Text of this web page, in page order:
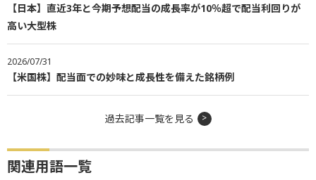
【日本】直近3年と今期予想配当の成長率が10％超で配当利回りが
高い大型株
2026/07/31
【米国株】配当面での妙味と成長性を備えた銘柄例
過去記事一覧を見る
関連用語一覧